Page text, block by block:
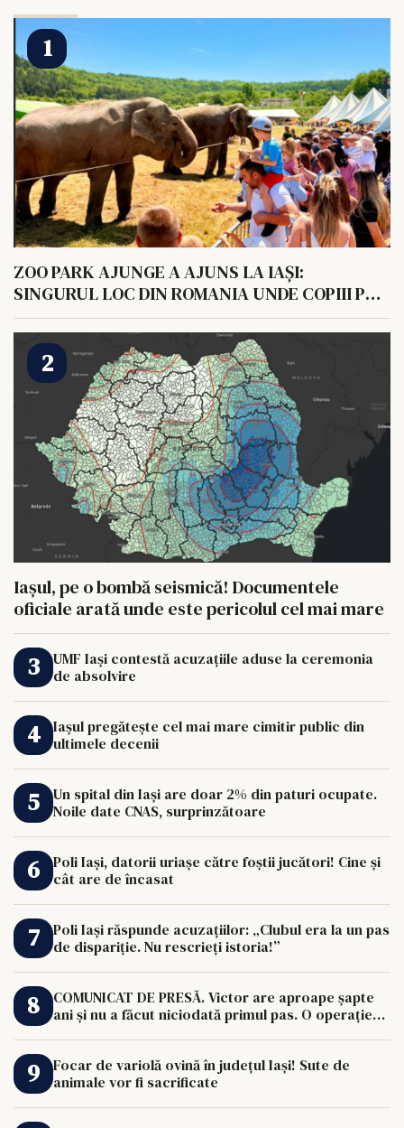
ZOO PARK AJUNGE A AJUNS LA IAȘI:
SINGURUL LOC DIN ROMANIA UNDE COPIII POT
HRANI UN ELEFANT
Iașul, pe o bombă seismică! Documentele
oficiale arată unde este pericolul cel mai mare
UMF Iași contestă acuzațiile aduse la ceremonia
de absolvire
Iașul pregătește cel mai mare cimitir public din
ultimele decenii
Un spital din Iași are doar 2% din paturi ocupate.
Noile date CNAS, surprinzătoare
Poli Iași, datorii uriașe către foștii jucători! Cine și
cât are de încasat
Poli Iași răspunde acuzațiilor: „Clubul era la un pas
de dispariție. Nu rescrieți istoria!”
COMUNICAT DE PRESĂ. Victor are aproape șapte
ani și nu a făcut niciodată primul pas. O operație
Focar de variolă ovină în județul Iași! Sute de
animale vor fi sacrificate